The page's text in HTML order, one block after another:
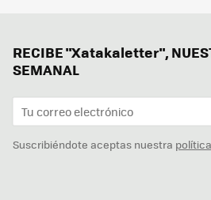
RECIBE "Xatakaletter",
SEMANAL
Suscribiéndote aceptas nuestra